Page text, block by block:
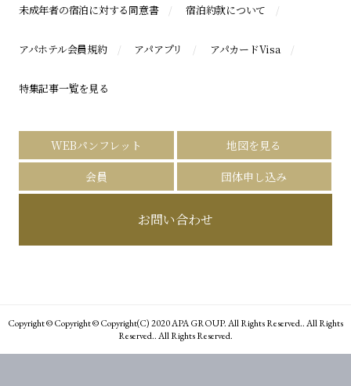
未成年者の宿泊に対する同意書 宿泊約款について
アパホテル会員規約 アパアプリ アパカードVisa
特集記事一覧を見る
WEBパンフレット
地図を見る
会員
団体申し込み
お問い合わせ
Copyright © Copyright © Copyright(C) 2020 APA GROUP. All Rights Reserved.. All Rights
Reserved.. All Rights Reserved.